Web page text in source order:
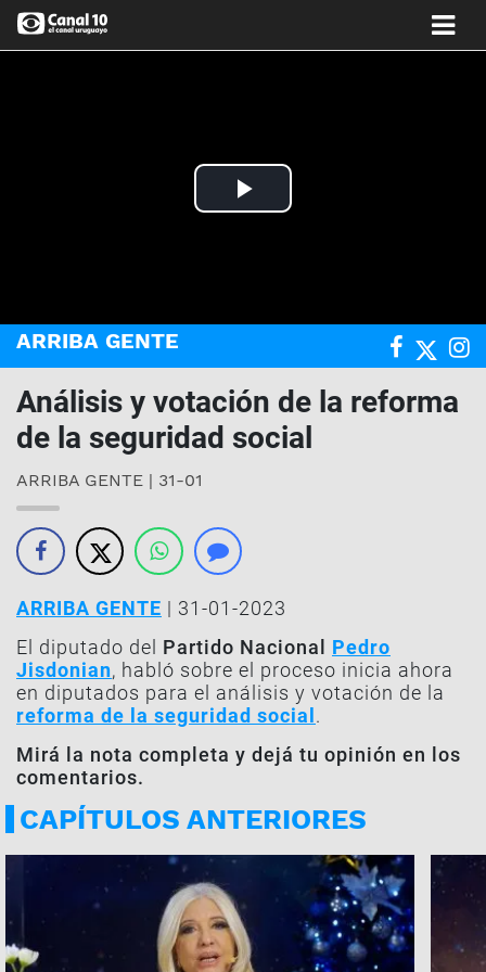
Play
ARRIBA GENTE
Análisis y votación de la reforma
de la seguridad social
ARRIBA GENTE | 31-01
ARRIBA GENTE | 31-01-2023
El diputado del Partido Nacional
Pedro
Jisdonian, habló sobre el proceso inicia ahora
en diputados para el análisis y votación de la
reforma de la seguridad social .
Mirá la nota completa y dejá tu opinión en los
comentarios.
CAPÍTULOS ANTERIORES